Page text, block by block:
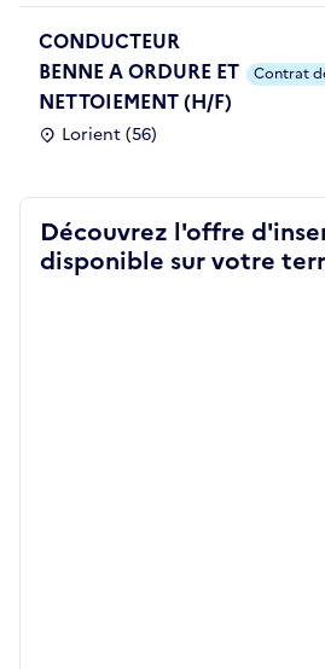
CONDUCTEUR
BENNE A ORDURE ET
NETTOIEMENT (H/F)
Lorient (56)
Contrat
Découvrez l'offre
disponible sur votre